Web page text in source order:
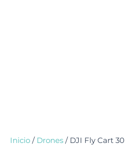
Inicio / Drones / DJI Fly Cart 30